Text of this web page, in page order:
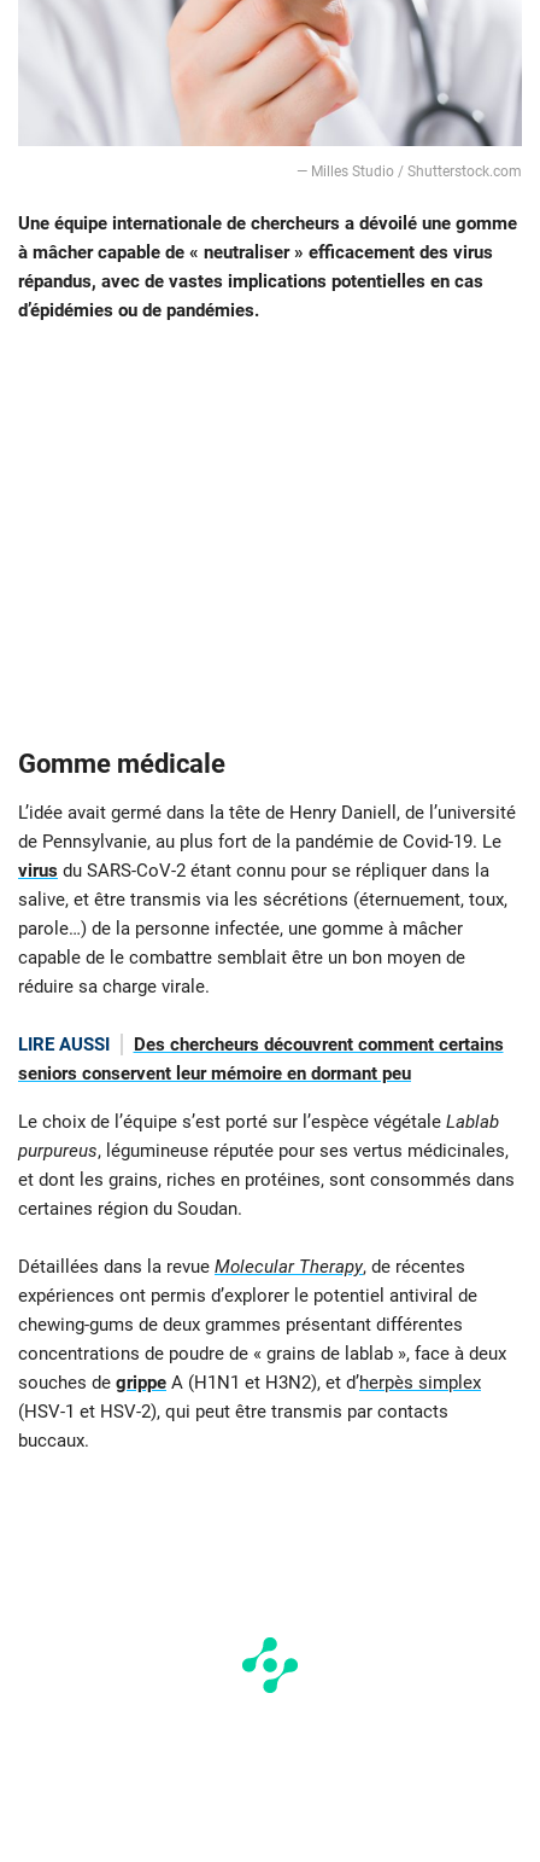
— Milles Studio / Shutterstock.com
Une équipe internationale de chercheurs a dévoilé une gomme
à mâcher capable de « neutraliser » efficacement des virus
répandus, avec de vastes implications potentielles en cas
d’épidémies ou de pandémies.
Gomme médicale
L’idée avait germé dans la tête de Henry Daniell, de l’université
de Pennsylvanie, au plus fort de la pandémie de Covid-19. Le
virus du SARS-CoV-2 étant connu pour se répliquer dans la
salive, et être transmis via les sécrétions (éternuement, toux,
parole…) de la personne infectée, une gomme à mâcher
capable de le combattre semblait être un bon moyen de
réduire sa charge virale.
LIRE AUSSI
Des chercheurs découvrent comment certains
seniors conservent leur mémoire en dormant peu
Le choix de l’équipe s’est porté sur l’espèce végétale Lablab
purpureus, légumineuse réputée pour ses vertus médicinales,
et dont les grains, riches en protéines, sont consommés dans
certaines région du Soudan.
Détaillées dans la revue Molecular Therapy, de récentes
expériences ont permis d’explorer le potentiel antiviral de
chewing-gums de deux grammes présentant différentes
concentrations de poudre de « grains de lablab », face à deux
souches de grippe A (H1N1 et H3N2), et d’herpès simplex
(HSV-1 et HSV-2), qui peut être transmis par contacts
buccaux.